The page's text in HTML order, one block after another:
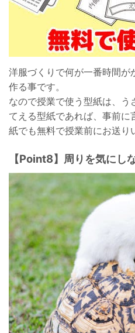
洋服づくりで何が一番時間が
作る事です。
なので授業で使う型紙は、う
てえる型紙であれば、事前
紙でも無料で授業前にお送り
【Point8】周りを気にし